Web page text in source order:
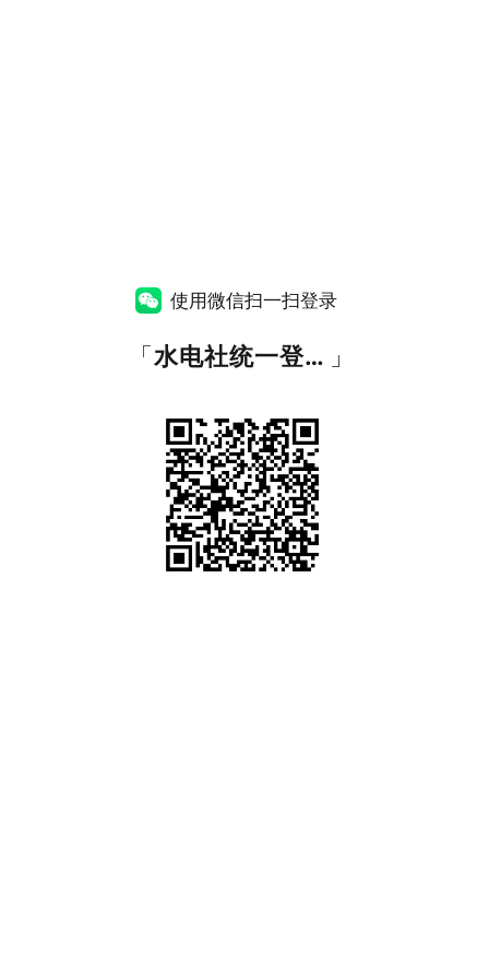
使用微信扫一扫登录
「 水电社统一登录平台 」